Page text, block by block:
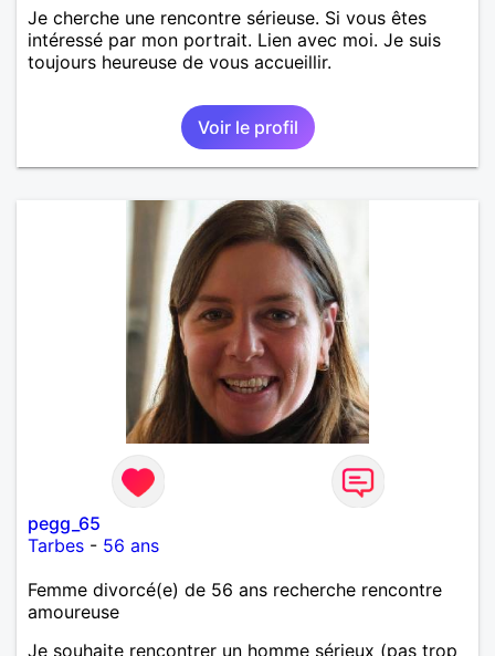
Je cherche une rencontre sérieuse. Si vous êtes
intéressé par mon portrait. Lien avec moi. Je suis
toujours heureuse de vous accueillir.
Voir le profil
pegg_65
Tarbes - 56 ans
Femme divorcé(e) de 56 ans recherche rencontre
amoureuse
Je souhaite rencontrer un homme sérieux (pas trop